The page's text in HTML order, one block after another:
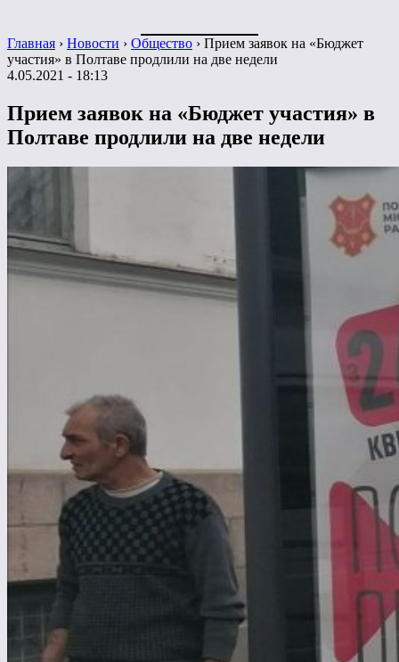
Главная › Новости › Общество › Прием заявок на «Бюджет
участия» в Полтаве продлили на две недели
4.05.2021 - 18:13
Прием заявок на «Бюджет участия» в
Полтаве продлили на две недели